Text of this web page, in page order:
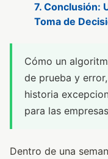
7. Conclusión:
Toma de
Cómo un
de prueba y
historia
para las
Dentro de una